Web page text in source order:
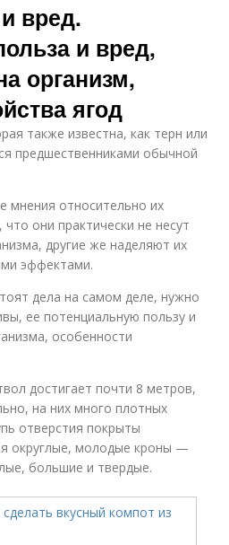
вред.
и вред,
организм,
ягод
также известна, как терн или
предшественниками обычной
мнения относительно их
они практически не несут
другие же наделяют их
эффектами.
дела на самом деле, нужно
ее потенциальную пользу и
особенности
достигает почти 8 метров,
на них много плотных
отверстия покрыты
округлые, молодые кроны —
большие и твердые.